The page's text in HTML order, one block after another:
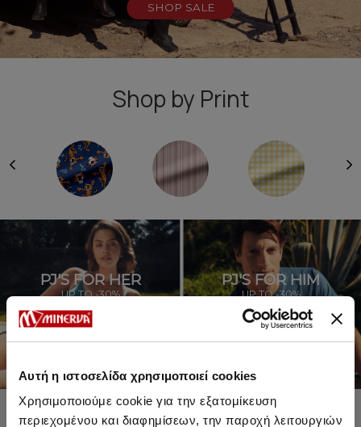
Αυτή η ιστοσελίδα χρησιμοποιεί cookies
Χρησιμοποιούμε cookie για την εξατομίκευση
περιεχομένου και διαφημίσεων, την παροχή λειτουργιών
SHOP SALE
Shop by Print
PJ'S FOR HER
UP TO -30%
SHOP SALE
PJ'S FOR HIM
UP TO -30%
SHOP SALE